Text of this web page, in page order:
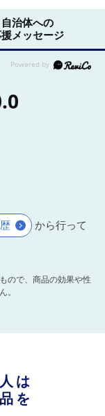
自治体への
援メッセージ
から行って
ので、商品の効果や性
。
は
を